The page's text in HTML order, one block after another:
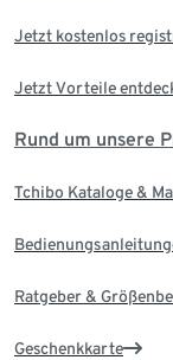
Jetzt kostenlos
Jetzt Vorteile
Rund um unsere
Tchibo Kataloge &
Ratgeber &
Geschenkkarte